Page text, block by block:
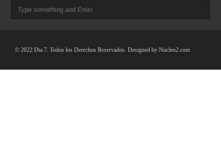
© 2022 Dia 7. Todos los Derechos Reservados. Designed by Nucleo2.com